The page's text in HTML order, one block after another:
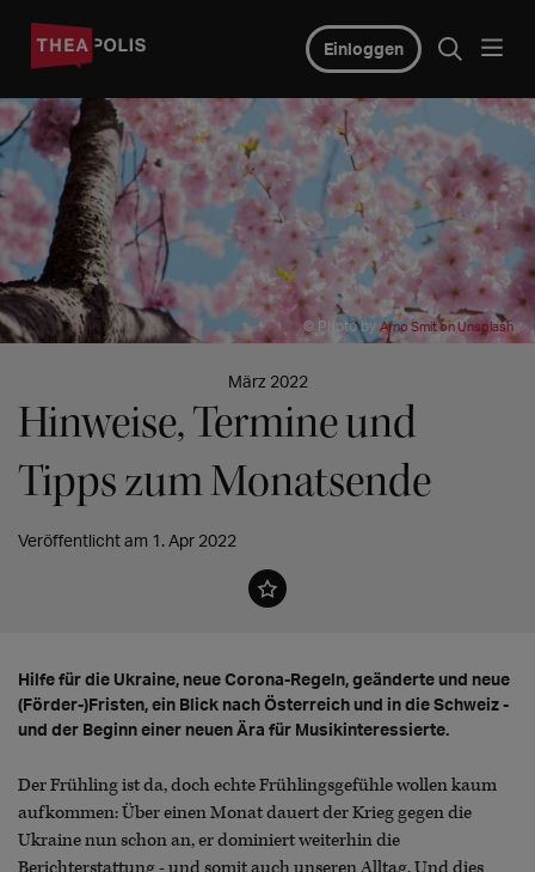
Einloggen
© Photo byArno Smit on Unsplash
März 2022
Hinweise, Termine und
Tipps zum Monatsende
Veröffentlicht am 1. Apr 2022
Hilfe für die Ukraine, neue Corona-Regeln, geänderte und neue
(Förder-)Fristen, ein Blick nach Österreich und in die Schweiz -
und der Beginn einer neuen Ära für Musikinteressierte.
Der Frühling ist da, doch echte Frühlingsgefühle wollen kaum
aufkommen: Über einen Monat dauert der Krieg gegen die
Ukraine nun schon an, er dominiert weiterhin die